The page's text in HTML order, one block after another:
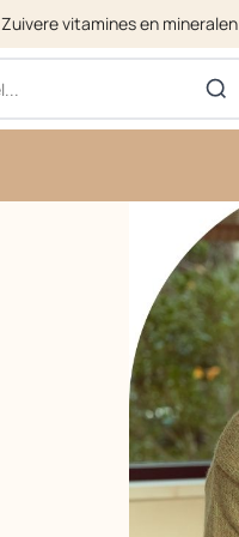
Zuivere vitamines en mineralen